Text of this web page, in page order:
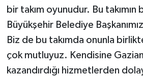
bir takım oyunudur. Bu takımın
Büyükşehir Belediye
Biz de bu takımda onunla
çok mutluyuz. Kendisine
kazandırdığı hizmetlerden